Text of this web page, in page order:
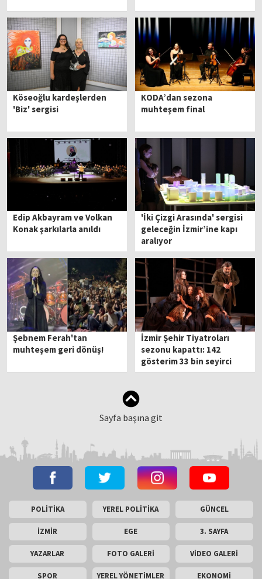
Köseoğlu kardeşlerden
'Biz' sergisi
KODA’dan sezona
muhteşem final
Edip Akbayram ve Volkan
Konak şarkılarla anıldı
'İki Çizgi Arasında' sergisi
geleceğin İzmir’ine kapı
aralıyor
Şebnem Ferah'tan
muhteşem geri dönüş!
İzmir Şehir Tiyatroları
sezonu kapattı: 142
gösterim 33 bin seyirci
Sayfa başına git
POLİTİKA YEREL POLİTİKA GÜNCEL
İZMİR EGE 3. SAYFA
YAZARLAR FOTO GALERİ VİDEO GALERİ
SPOR YEREL YÖNETİMLER EKONOMİ